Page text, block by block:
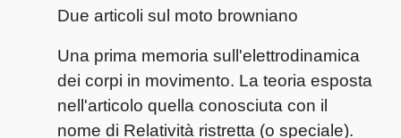
Due articoli sul moto browniano
Una prima memoria sull'elettrodinamica
dei corpi in movimento. La teoria esposta
nell'articolo quella conosciuta con il
nome di Relatività ristretta (o speciale).